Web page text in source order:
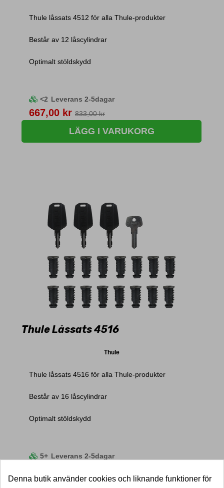
Thule låssats 4512 för alla Thule-produkter
Består av 12 låscylindrar
Optimalt stöldskydd
<2 Leverans 2-5dagar
Pris
667,00 kr 833,00 kr
LÄGG I VARUKORG
Thule Låssats 4516
Thule
Thule låssats 4516 för alla Thule-produkter
Består av 16 låscylindrar
Optimalt stöldskydd
5+ Leverans 2-5dagar
Denna butik använder cookies och liknande funktioner för